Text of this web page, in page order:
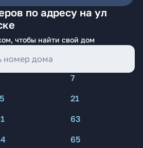
по адресу на ул
чтобы найти свой дом
7
21
63
65